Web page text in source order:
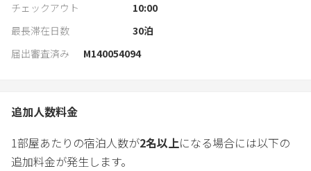
チェックアウト
10:00
最長滞在日数
30泊
届出審査済み
M140054094
追加人数料金
1部屋あたりの宿泊人数が2名以上になる場合には以下の
追加料金が発生します。